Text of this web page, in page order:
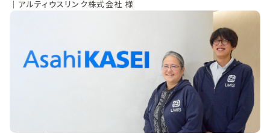
｜アルティウスリンク株式会社 様